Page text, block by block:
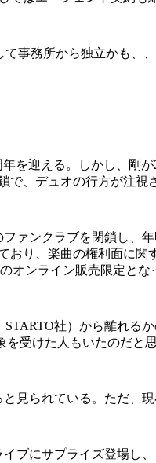
事務所から独立かも、、
を迎える。しかし、剛
、デュオの行方が注視
ァンクラブを閉鎖し
り、楽曲の権利面に
オンライン販売限定とな
社）から離れる
受けた人もいたのだと
られている。ただ、
ブにサプライズ登場